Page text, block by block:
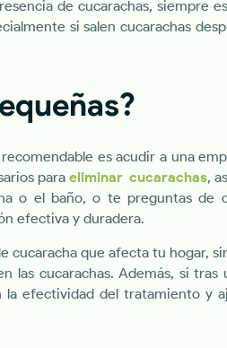
de cucarachas, siempre
si salen cucarachas
es acudir a una
paraeliminar cucarachas,
o el baño, o te preguntas de
efectiva y duradera.
cucaracha que afecta tu hogar,
las cucarachas. Además, si tras
la efectividad del tratamiento y